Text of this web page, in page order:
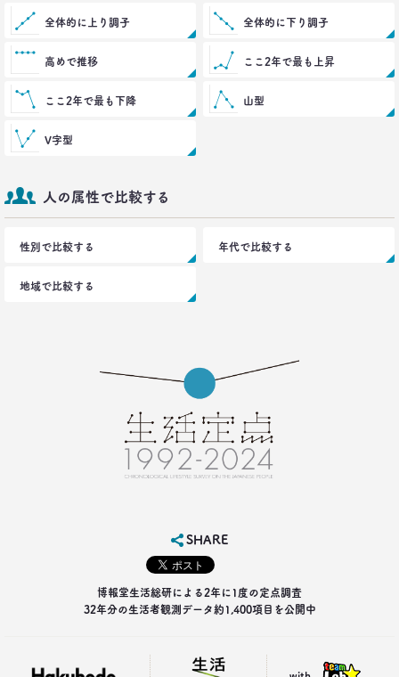
近藤 裕香
世代間ギャップを学べる魔法の質問
「お金持ちって誰ですか？」
生活総研 上席研究員
2021.03.01
40代おじさん必読！
J.Y. パーク氏に学ぶ 「褒めワード」
ベスト5
生活総研 上席研究員/コピーライター
シュフからシェフに！
オンラインで「我が家の食卓」が変わる
生活総研 主席研究員
–日経クロストレンド 連載③–
生活総研 主席研究員
2021.02.09
40代おじさんの幸せは“時産”にあり
--日経クロストレンド 連載②--
全体的に上り調子 全体的に下り調子
高めで推移 ここ2年で最も上昇
ここ2年で最も下降 山型
V字型
人の属性で比較する
性別で比較する 年代で比較する
地域で比較する
SHARE
博報堂生活総研による2年に1度の定点調査
32年分の生活者観測データ約1,400項目を公開中